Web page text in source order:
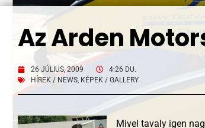
Az Arden
26 JÚLIUS, 2009
4:26 DU.
HÍREK / NEWS, KÉPEK / GALLERY
Mivel tavaly igen